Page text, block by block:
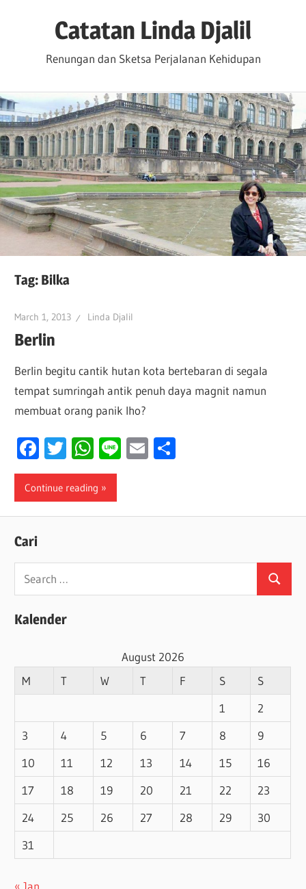
Catatan Linda Djalil
Renungan dan Sketsa Perjalanan Kehidupan
Tag: Bilka
March 1, 2013 Linda Djalil
Berlin
Berlin begitu cantik hutan kota bertebaran di segala
tempat sumringah antik penuh daya magnit namun
membuat orang panik lho?
Facebook
Twitter
WhatsApp
LineEmail
Continue reading
Cari
Search
for:
Search
Kalender
August 2026
M
T W T F S
S
1
2
3
4 5 6 7 8
9
10
11 12 13 14 15
16
17
18 19 20 21 22
23
24
25 26 27 28 29
30
31